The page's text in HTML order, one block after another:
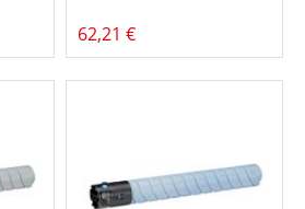
62,21 €